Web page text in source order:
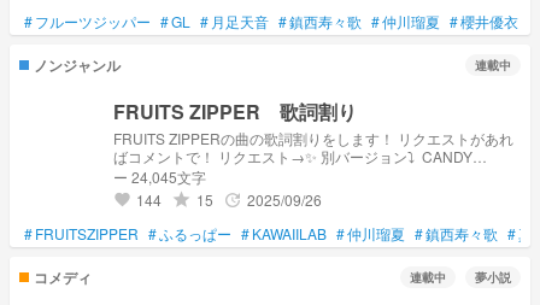
#フルーツジッパー #GL # 月足天音 #鎮西寿々歌 #仲川瑠夏 #櫻井優衣
ノンジャンル 連載中
FRUITS ZIPPER 歌詞割り
FRUITS ZIPPERの曲の歌詞割りをします！ リクエストがあれ
ばコメントで！ リクエスト→✨ 別バージョン⤵︎ ︎ CANDY
TUNEVer.→
https://novel.prcm.jp/novel/P3GdPZam2vXY08EZiOeO CUTIE
STREETVer.→
https://novel.prcm.jp/novel/IXay8yePs66W9ktSpN2F
ー 24,045文字
favorite 144 grade 15 update 2025/09/26
#FRUITSZIPPER #ふるっぱー #KAWAIILAB #仲川瑠夏 #鎮西寿々歌 #真
コメディ 連載中 夢小説